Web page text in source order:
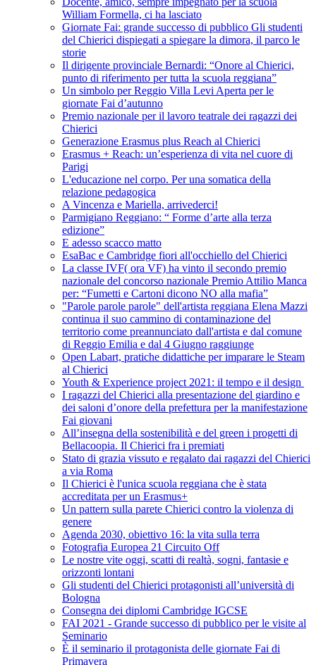
William Formella, ci ha lasciato
Giornate Fai: grande successo di pubblico Gli studenti
del Chierici dispiegati a spiegare la dimora, il parco le
storie
Il dirigente provinciale Bernardi: “Onore al Chierici,
punto di riferimento per tutta la scuola reggiana”
Un simbolo per Reggio Villa Levi Aperta per le
giornate Fai d’autunno
Premio nazionale per il lavoro teatrale dei ragazzi dei
Chierici
Generazione Erasmus plus Reach al Chierici
Erasmus + Reach: un’esperienza di vita nel cuore di
Parigi
L'educazione nel corpo. Per una somatica della
relazione pedagogica
A Vincenza e Mariella, arrivederci!
Parmigiano Reggiano: “ Forme d’arte alla terza
edizione”
E adesso scacco matto
EsaBac e Cambridge fiori all'occhiello del Chierici
La classe IVF( ora VF) ha vinto il secondo premio
nazionale del concorso nazionale Premio Attilio Manca
per: “Fumetti e Cartoni dicono NO alla mafia”
"Parole parole parole" dell'artista reggiana Elena Mazzi
continua il suo cammino di contaminazione del
territorio come preannunciato dall'artista e dal comune
di Reggio Emilia e dal 4 Giugno raggiunge
Open Labart, pratiche didattiche per imparare le Steam
al Chierici
Youth & Experience project 2021: il tempo e il design
I ragazzi del Chierici alla presentazione del giardino e
dei saloni d’onore della prefettura per la manifestazione
Fai giovani
All’insegna della sostenibilità e del green i progetti di
Bellacoopia. Il Chierici fra i premiati
Stato di grazia vissuto e regalato dai ragazzi del Chierici
a via Roma
Il Chierici è l'unica scuola reggiana che è stata
accreditata per un Erasmus+
Un pattern sulla parete Chierici contro la violenza di
genere
Agenda 2030, obiettivo 16: la vita sulla terra
Fotografia Europea 21 Circuito Off
Le nostre vite oggi, scatti di realtà, sogni, fantasie e
orizzonti lontani
Gli studenti del Chierici protagonisti all’università di
Bologna
Consegna dei diplomi Cambridge IGCSE
FAI 2021 - Grande successo di pubblico per le visite al
Seminario
È il seminario il protagonista delle giornate Fai di
Primavera